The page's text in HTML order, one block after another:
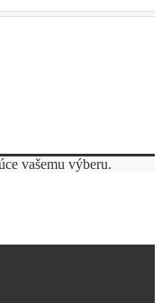
vašemu výberu.